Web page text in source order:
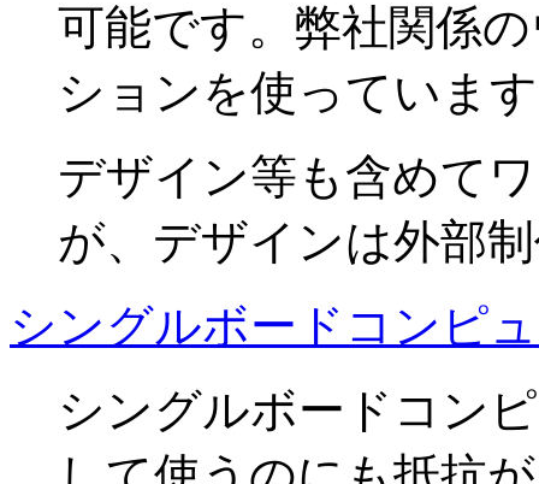
可能です。弊社関係
ションを使っていま
デザイン等も含めて
が、デザインは外部
シングルボードコンピ
シングルボードコン